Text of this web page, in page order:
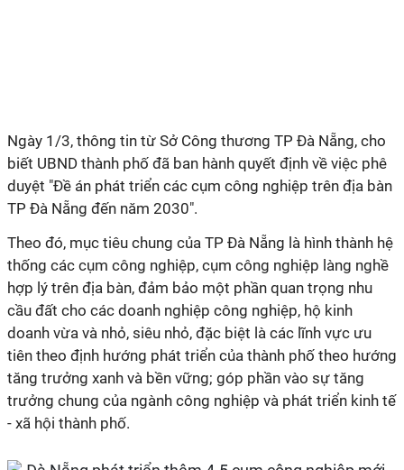
Ngày 1/3, thông tin từ Sở Công thương TP Đà Nẵng, cho
biết UBND thành phố đã ban hành quyết định về việc phê
duyệt "Đề án phát triển các cụm công nghiệp trên địa bàn
TP Đà Nẵng đến năm 2030".
Theo đó, mục tiêu chung của TP Đà Nẵng là hình thành hệ
thống các cụm công nghiệp, cụm công nghiệp làng nghề
hợp lý trên địa bàn, đảm bảo một phần quan trọng nhu
cầu đất cho các doanh nghiệp công nghiệp, hộ kinh
doanh vừa và nhỏ, siêu nhỏ, đặc biệt là các lĩnh vực ưu
tiên theo định hướng phát triển của thành phố theo hướng
tăng trưởng xanh và bền vững; góp phần vào sự tăng
trưởng chung của ngành công nghiệp và phát triển kinh tế
- xã hội thành phố.